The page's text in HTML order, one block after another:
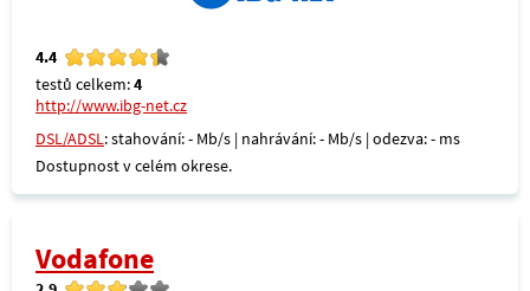
4.4
testů celkem:4
http://www.ibg-net.cz
DSL/ADSL: stahování: - Mb/s | nahrávání: - Mb/s | odezva: - ms
Dostupnost v celém okrese.
Vodafone